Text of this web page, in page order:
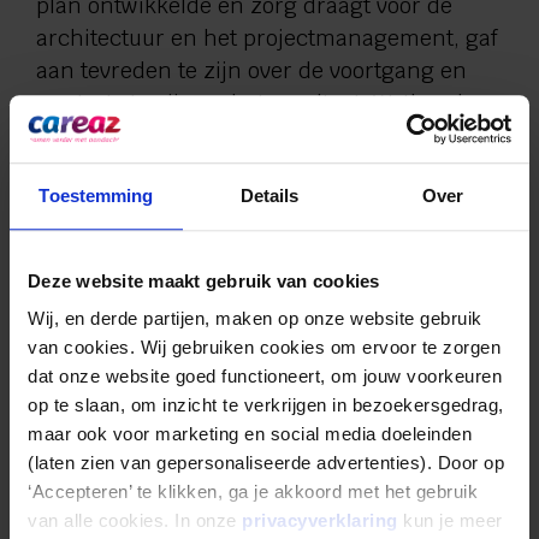
Toestemming Details Over
Deze website maakt gebruik van cookies
Wij, en derde partijen, maken op onze website gebruik
van cookies. Wij gebruiken cookies om ervoor te zorgen
dat onze website goed functioneert, om jouw voorkeuren
op te slaan, om inzicht te verkrijgen in bezoekersgedrag,
maar ook voor marketing en social media doeleinden
(laten zien van gepersonaliseerde advertenties). Door op
‘Accepteren’ te klikken, ga je akkoord met het gebruik
van alle cookies. In onze privacyverklaring kun je meer
architectuur en het projectmanagement, gaf
aan tevreden te zijn over de voortgang en
erg trots te zijn op het resultaat. Wethouder
Jos Hoenderboom noemde het nieuwe
woonzorgcentrum een ‘parel voor de zorg en
het centrum van Lichtenvoorde’.
Naar verwachting zal het gebouw voor de
zomer van 2022 worden opgeleverd en
verhuizen de bewoners naar hun nieuwe
appartement in het najaar van 2022. Het
oude Antoniushove had 80 appartementen,
dit aantal wordt in het nieuwe
woonzorgcentrum uitgebreid naar 104
appartementen.